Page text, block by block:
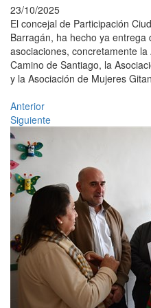
23/10/2025
El concejal de Participación
Barragán, ha hecho ya
asociaciones, concretamente
Camino de Santiago, la
y la Asociación de Mujeres
Anterior
Siguiente